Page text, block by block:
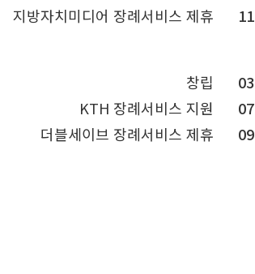
지방자치미디어 장례서비스 제휴
11
창립
03
KTH 장례서비스 지원
07
더블세이브 장례서비스 제휴
09